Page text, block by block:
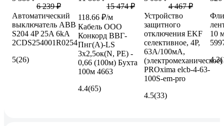
6 239 ₽
Автоматический
выключатель ABB
S204 4P 25A 6kA
2CDS254001R0254
5(26)
15 474 ₽
118.66 ₽/м
Кабель ООО
Конкорд ВВГ-
Пнг(А)-LS
3x2,5ок(N, PE) -
0,66 (100м) Бухта
100м 4663
4.4(65)
4 467 ₽
Устройство
защитного
отключения EKF
селективное, 4P,
63А/100мА,
(электромеханическое)
PROxima elcb-4-63-
100S-em-pro
4.5(33)
10
4.3